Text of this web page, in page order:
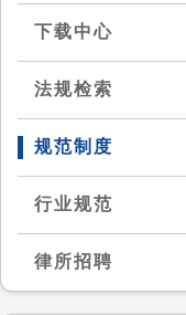
下载中心
法规检索
规范制度
行业规范
律所招聘